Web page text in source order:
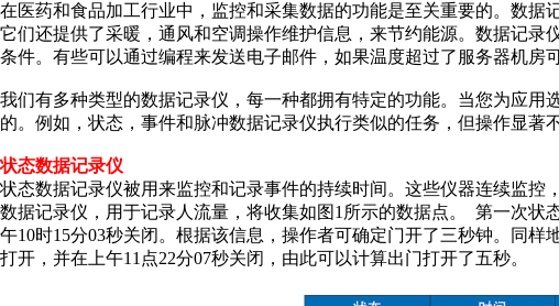
在医药和食品加工行业中，监控和采集数据的功能是至关重要的。数据
它们还提供了采暖，通风和空调操作维护信息，来节约能源。数据记录
条件。有些可以通过编程来发送电子邮件，如果温度超过了服务器机房
我们有多种类型的数据记录仪，每一种都拥有特定的功能。当您为应用
的。例如，状态，事件和脉冲数据记录仪执行类似的任务，但操作显著不
状态数据记录仪
状态数据记录仪被用来监控和记录事件的持续时间。这些仪器连续监控
数据记录仪，用于记录人流量，将收集如图1所示的数据点。 第一次状
午10时15分03秒关闭。根据该信息，操作者可确定门开了三秒钟。同样
打开，并在上午11点22分07秒关闭，由此可以计算出门打开了五秒。